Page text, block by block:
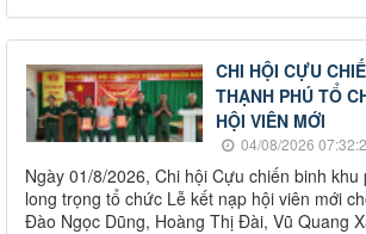
CHI HỘI CỰU
THẠNH PHÚ TỔ
HỘI VIÊN MỚI
04/08/2026
Ngày 01/8/2026, Chi hội Cựu chiến binh
long trọng tổ chức Lễ kết nạp hội viên mới
Đào Ngọc Dũng, Hoàng Thị Đài, Vũ Quang